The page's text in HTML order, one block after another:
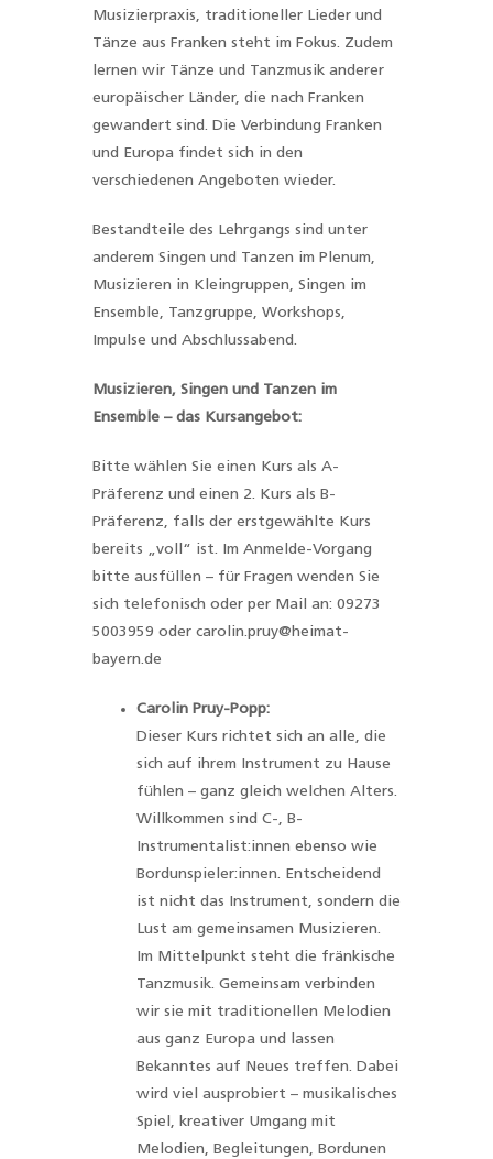
Musizierpraxis, traditioneller Lieder und
Tänze aus Franken steht im Fokus. Zudem
lernen wir Tänze und Tanzmusik anderer
europäischer Länder, die nach Franken
gewandert sind. Die Verbindung Franken
und Europa findet sich in den
verschiedenen Angeboten wieder.
Bestandteile des Lehrgangs sind unter
anderem Singen und Tanzen im Plenum,
Musizieren in Kleingruppen, Singen im
Ensemble, Tanzgruppe, Workshops,
Impulse und Abschlussabend.
Musizieren, Singen und Tanzen im
Ensemble – das Kursangebot:
Bitte wählen Sie einen Kurs als A-
Präferenz und einen 2. Kurs als B-
Präferenz, falls der erstgewählte Kurs
bereits „voll“ ist. Im Anmelde-Vorgang
bitte ausfüllen – für Fragen wenden Sie
sich telefonisch oder per Mail an: 09273
5003959 oder carolin.pruy@heimat-
bayern.de
Carolin Pruy-Popp:
Dieser Kurs richtet sich an alle, die
sich auf ihrem Instrument zu Hause
fühlen – ganz gleich welchen Alters.
Willkommen sind C-, B-
Instrumentalist:innen ebenso wie
Bordunspieler:innen. Entscheidend
ist nicht das Instrument, sondern die
Lust am gemeinsamen Musizieren.
Im Mittelpunkt steht die fränkische
Tanzmusik. Gemeinsam verbinden
wir sie mit traditionellen Melodien
aus ganz Europa und lassen
Bekanntes auf Neues treffen. Dabei
wird viel ausprobiert – musikalisches
Spiel, kreativer Umgang mit
Melodien, Begleitungen, Bordunen